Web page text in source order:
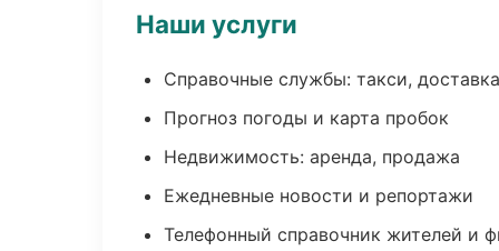
Наши услуги
Справочные службы: такси,
Прогноз погоды и карта пробок
Недвижимость: аренда, продажа
Ежедневные новости и репортажи
Телефонный справочник жителей и